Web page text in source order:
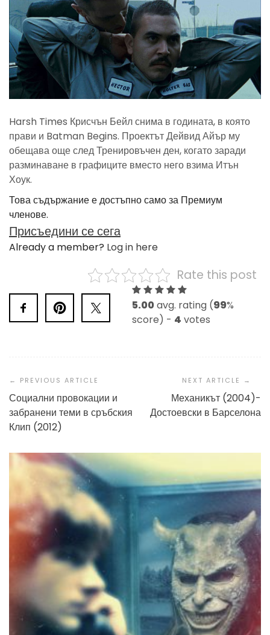
Harsh Times Крисчън Бейл снима в годината, в която
прави и Batman Begins. Проектът Дейвид Айър му
обещава още след Тренировъчен ден, когато заради
разминаване в графиците вместо него взима Итън
Хоук.
Това съдържание е достъпно само за Премиум
членове.
Присъедини се сега
Already a member? Log in here
Rate this post
5.00avg. rating (99%
score) - 4 votes
Navigation
Социални провокации и
забранени теми в сръбския
Клип (2012)
Механикът (2004)-
Достоевски в Барселона